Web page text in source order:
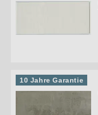
10 Jahre Garantie